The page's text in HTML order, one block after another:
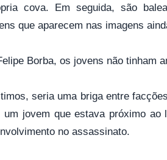
cova. Em seguida, são
que aparecem nas imagens
Borba, os jovens não tinham
seria uma briga entre
um jovem que estava próximo
no assassinato.